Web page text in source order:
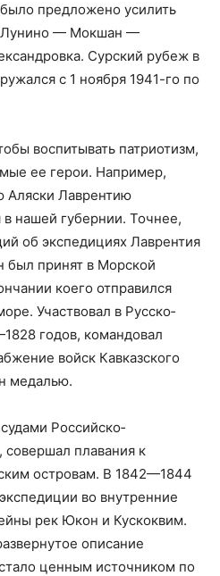
предложено усилить
Лунино — Мокшан —
Сурский рубеж в
с 1 ноября 1941-го по
воспитывать патриотизм,
ее герои. Например,
Аляски Лаврентию
нашей губернии. Точнее,
об экспедициях Лаврентия
был принят в Морской
коего отправился
Участвовал в Русско­
годов, командовал
войск Кавказского
медалью.
Российско­
плавания к
островам. В 1842—1844
во внутренние
рек Юкон и Кускоквим.
описание
ценным источником по